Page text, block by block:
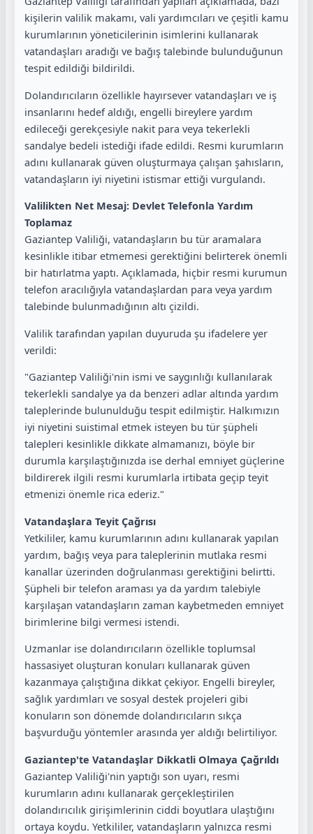
kişilerin valilik makamı, vali yardımcıları ve çeşitli kamu
kurumlarının yöneticilerinin isimlerini kullanarak
vatandaşları aradığı ve bağış talebinde bulunduğunun
tespit edildiği bildirildi.
Dolandırıcıların özellikle hayırsever vatandaşları ve iş
insanlarını hedef aldığı, engelli bireylere yardım
edileceği gerekçesiyle nakit para veya tekerlekli
sandalye bedeli istediği ifade edildi. Resmi kurumların
adını kullanarak güven oluşturmaya çalışan şahısların,
vatandaşların iyi niyetini istismar ettiği vurgulandı.
Valilikten Net Mesaj: Devlet Telefonla Yardım
Toplamaz
Gaziantep Valiliği, vatandaşların bu tür aramalara
kesinlikle itibar etmemesi gerektiğini belirterek önemli
bir hatırlatma yaptı. Açıklamada, hiçbir resmi kurumun
telefon aracılığıyla vatandaşlardan para veya yardım
talebinde bulunmadığının altı çizildi.
Valilik tarafından yapılan duyuruda şu ifadelere yer
verildi:
"Gaziantep Valiliği'nin ismi ve saygınlığı kullanılarak
tekerlekli sandalye ya da benzeri adlar altında yardım
taleplerinde bulunulduğu tespit edilmiştir. Halkımızın
iyi niyetini suistimal etmek isteyen bu tür şüpheli
talepleri kesinlikle dikkate almamanızı, böyle bir
durumla karşılaştığınızda ise derhal emniyet güçlerine
bildirerek ilgili resmi kurumlarla irtibata geçip teyit
etmenizi önemle rica ederiz."
Vatandaşlara Teyit Çağrısı
Yetkililer, kamu kurumlarının adını kullanarak yapılan
yardım, bağış veya para taleplerinin mutlaka resmi
kanallar üzerinden doğrulanması gerektiğini belirtti.
Şüpheli bir telefon araması ya da yardım talebiyle
karşılaşan vatandaşların zaman kaybetmeden emniyet
birimlerine bilgi vermesi istendi.
Uzmanlar ise dolandırıcıların özellikle toplumsal
hassasiyet oluşturan konuları kullanarak güven
kazanmaya çalıştığına dikkat çekiyor. Engelli bireyler,
sağlık yardımları ve sosyal destek projeleri gibi
konuların son dönemde dolandırıcıların sıkça
başvurduğu yöntemler arasında yer aldığı belirtiliyor.
Gaziantep'te Vatandaşlar Dikkatli Olmaya Çağrıldı
Gaziantep Valiliği'nin yaptığı son uyarı, resmi
kurumların adını kullanarak gerçekleştirilen
dolandırıcılık girişimlerinin ciddi boyutlara ulaştığını
ortaya koydu. Yetkililer, vatandaşların yalnızca resmi